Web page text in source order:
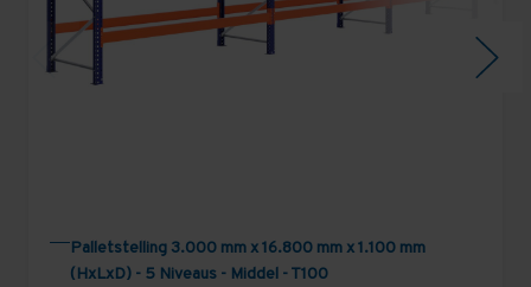
Palletstelling 3.000 mm x 16.800 mm x 1.100 mm
(HxLxD) - 5 Niveaus - Middel - T100